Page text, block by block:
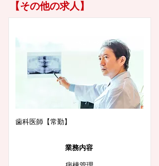
【その他の求人】
徳島県徳島市
歯科医師【常勤】
業務内容